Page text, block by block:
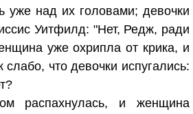
уже над их головами; девочки
Уитфилд: "Нет, Редж, ради
уже охрипла от крика, и
слабо, что девочки испугались:
распахнулась, и женщина